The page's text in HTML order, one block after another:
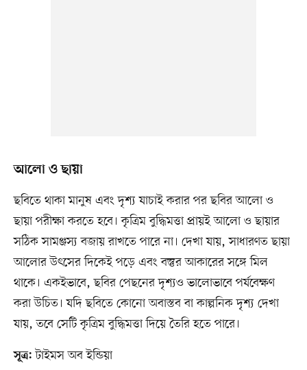
আলো ও ছায়া
ছবিতে থাকা মানুষ এবং দৃশ্য যাচাই করার পর ছবির আলো ও
ছায়া পরীক্ষা করতে হবে। কৃত্রিম বুদ্ধিমত্তা প্রায়ই আলো ও ছায়ার
সঠিক সামঞ্জস্য বজায় রাখতে পারে না। দেখা যায়, সাধারণত ছায়া
আলোর উৎসের দিকেই পড়ে এবং বস্তুর আকারের সঙ্গে মিল
থাকে। একইভাবে, ছবির পেছনের দৃশ্যও ভালোভাবে পর্যবেক্ষণ
করা উচিত। যদি ছবিতে কোনো অবাস্তব বা কাল্পনিক দৃশ্য দেখা
যায়, তবে সেটি কৃত্রিম বুদ্ধিমত্তা দিয়ে তৈরি হতে পারে।
সূত্র: টাইমস অব ইন্ডিয়া